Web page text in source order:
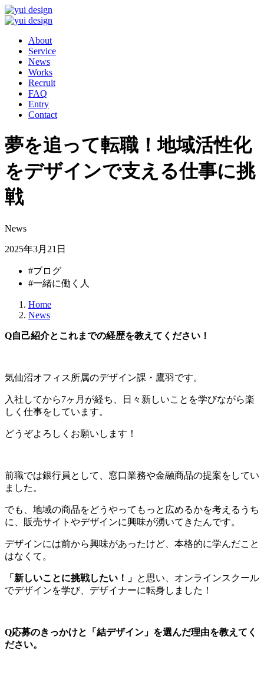
About
Service
News
Works
Recruit
FAQ
Entry
Contact
夢を追って転職！地域活性化
をデザインで支える仕事に挑
戦
News
2025年3月21日
#ブログ
#一緒に働く人
Home
News
Q自己紹介とこれまでの経歴を教えてください！
気仙沼オフィス所属のデザイン課・鷹羽です。
入社してから7ヶ月が経ち、日々新しいことを学びながら楽
しく仕事をしています。
どうぞよろしくお願いします！
前職では銀行員として、窓口業務や金融商品の提案をしてい
ました。
でも、地域の商品をどうやってもっと広めるかを考えるうち
に、販売サイトやデザインに興味が湧いてきたんです。
デザインには前から興味があったけど、本格的に学んだこと
はなくて。
「新しいことに挑戦したい！」 と思い、オンラインスクール
でデザインを学び、デザイナーに転身しました！
Q応募のきっかけと「結デザイン」を選んだ理由を教えてく
ださい。